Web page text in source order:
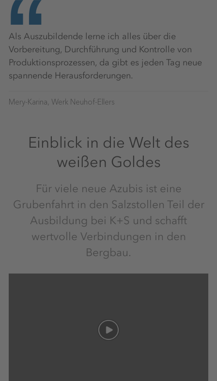
Als Auszubildende lerne ich alles über die
Vorbereitung, Durchführung und Kontrolle von
Produktionsprozessen, da gibt es jeden Tag neue
spannende Herausforderungen.
Mery-Karina, Werk Neuhof-Ellers
Einblick in die Welt des
weißen Goldes
Für viele neue Azubis ist eine
Grubenfahrt in den Salzstollen Teil der
Ausbildung bei K+S und schafft
wertvolle Verbindungen in den
Bergbau.